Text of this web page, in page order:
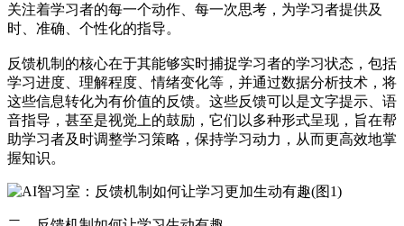
关注着学习者的每一个动作、每一次思考，为学习者提供及
时、准确、个性化的指导。
反馈机制的核心在于其能够实时捕捉学习者的学习状态，包括
学习进度、理解程度、情绪变化等，并通过数据分析技术，将
这些信息转化为有价值的反馈。这些反馈可以是文字提示、语
音指导，甚至是视觉上的鼓励，它们以多种形式呈现，旨在帮
助学习者及时调整学习策略，保持学习动力，从而更高效地掌
握知识。